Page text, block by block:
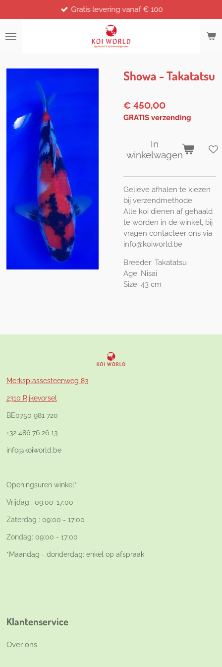
direct
naar
de
Gratis levering vanaf € 100
Showa - Takatatsu
€ 450,00
GRATIS verzending
In
winkelwagen
Gelieve afhalen te kiezen
bij verzendmethode.
Alle koi dienen af gehaald
te worden in de winkel, bij
vragen contacteer ons via
info@koiworld.be
Breeder: Takatatsu
Age: Nisai
Size: 43 cm
Merksplassesteenweg 83
2310 Rijkevorsel
BE0750 981 720
+32 486 76 26 13
info@koiworld.be
Openingsuren winkel*
Vrijdag : 09:00-17:00
Zaterdag : 09:00 - 17:00
Zondag: 09:00 - 17:00
*Maandag - donderdag: enkel op afspraak
Klantenservice
Over ons